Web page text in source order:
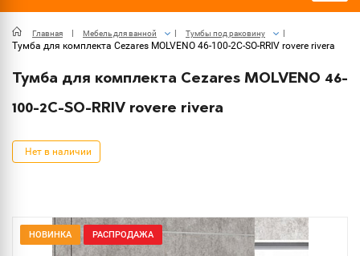
Главная Мебель для ванной Тумбы под раковину
Тумба для комплекта Cezares MOLVENO 46-100-2C-SO-RRIV rovere rivera
Тумба для комплекта Cezares MOLVENO 46-
100-2C-SO-RRIV rovere rivera
Нет в наличии
НОВИНКА РАСПРОДАЖА